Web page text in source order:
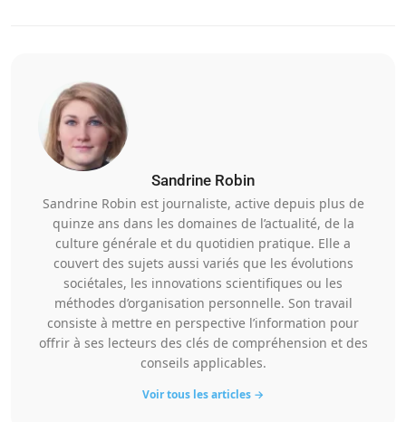
Sandrine Robin
Sandrine Robin est journaliste, active depuis plus de
quinze ans dans les domaines de l’actualité, de la
culture générale et du quotidien pratique. Elle a
couvert des sujets aussi variés que les évolutions
sociétales, les innovations scientifiques ou les
méthodes d’organisation personnelle. Son travail
consiste à mettre en perspective l’information pour
offrir à ses lecteurs des clés de compréhension et des
conseils applicables.
Voir tous les articles →